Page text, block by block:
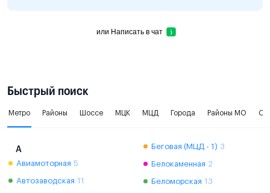
или Написать в чат
Быстрый поиск
Метро Районы Шоссе МЦК МЦД Города Районы МО
А
Авиамоторная 5
Автозаводская 11
Беговая (МЦД - 1) 3
Белокаменная 2
Беломорская 13